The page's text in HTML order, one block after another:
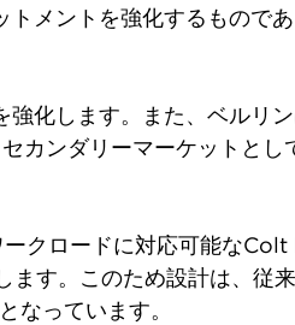
メントを強化するものであ
化します。また、ベルリン
カンダリーマーケットとし
クロードに対応可能なColt
す。このため設計は、従
っています。